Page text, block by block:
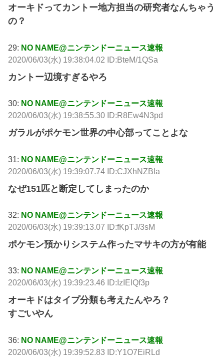
オーキドってカントー地方担当の研究者なんちゃう
の？
29: NO NAME@ニンテンドーニュース速報
2020/06/03(水) 19:38:04.02 ID:BteM/1QSa
カントー辺境すぎるやろ
30: NO NAME@ニンテンドーニュース速報
2020/06/03(水) 19:38:55.30 ID:R8Ew4N3pd
ガラルがポケモン世界の中心部ってことよな
31: NO NAME@ニンテンドーニュース速報
2020/06/03(水) 19:39:07.74 ID:CJXhNZBla
なぜ151匹と断定してしまったのか
32: NO NAME@ニンテンドーニュース速報
2020/06/03(水) 19:39:13.07 ID:fKpTJ/3sM
ポケモン預かりシステム作ったマサキの方が有能
33: NO NAME@ニンテンドーニュース速報
2020/06/03(水) 19:39:23.46 ID:IzIElQf3p
オーキドはタイプ分類も考えたんやろ？
すごいやん
36: NO NAME@ニンテンドーニュース速報
2020/06/03(水) 19:39:52.83 ID:Y1O7EiRLd